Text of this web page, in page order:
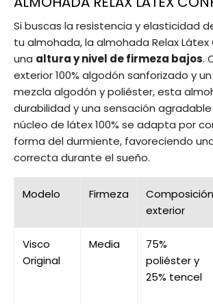
Si buscas la resistencia y elasticidad
tu almohada, la almohada Relax
una altura y nivel de firmeza bajos.
exterior 100% algodón sanforizado y
mezcla algodón y poliéster, esta
durabilidad y una sensación
núcleo de látex 100% se adapta por
forma del durmiente, favoreciendo
correcta durante el sueño.
Modelo Firmeza
Composición
exterior
Visco
Original
Media
75%
poliéster y
25% tencel